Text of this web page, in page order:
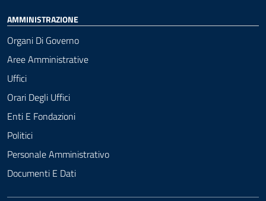
AMMINISTRAZIONE
Organi Di Governo
Aree Amministrative
Uffici
Orari Degli Uffici
Enti E Fondazioni
Politici
Personale Amministrativo
Documenti E Dati